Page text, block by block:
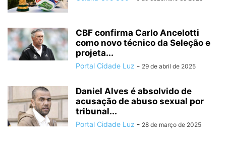
CBF confirma Carlo Ancelotti
como novo técnico da Seleção e
projeta...
Portal Cidade Luz - 29 de abril de 2025
Daniel Alves é absolvido de
acusação de abuso sexual por
tribunal...
Portal Cidade Luz - 28 de março de 2025